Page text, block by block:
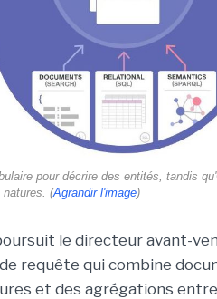
pour décrire des entités, tandis
natures. (Agrandir l'image)
le directeur avant-
requête qui combine
et des agrégations entre